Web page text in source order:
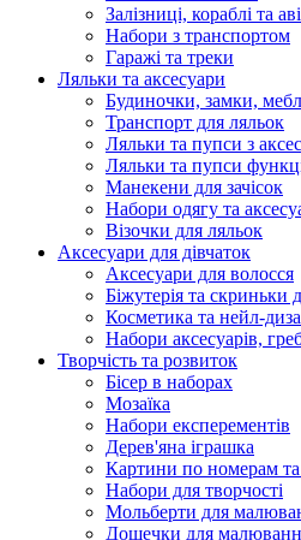
Залізниці, кораблі та
Набори з транспортом
Гаражі та треки
Ляльки та аксесуари
Будиночки, замки,
Транспорт для ляльок
Ляльки та пупси з
Ляльки та пупси
Манекени для зачісок
Набори одягу та
Візочки для ляльок
Аксесуари для дівчаток
Аксесуари для волосся
Біжутерія та скриньки
Косметика та нейл-
Набори аксесуарів,
Творчість та розвиток
Бісер в наборах
Мозаїка
Набори експерементів
Дерев'яна іграшка
Картини по номерам та
Набори для творчості
Мольберти для
Дощечки для